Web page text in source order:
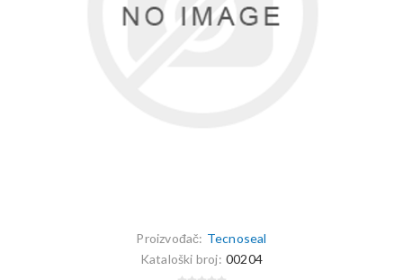
Proizvođač: Tecnoseal
Kataloški broj: 00204